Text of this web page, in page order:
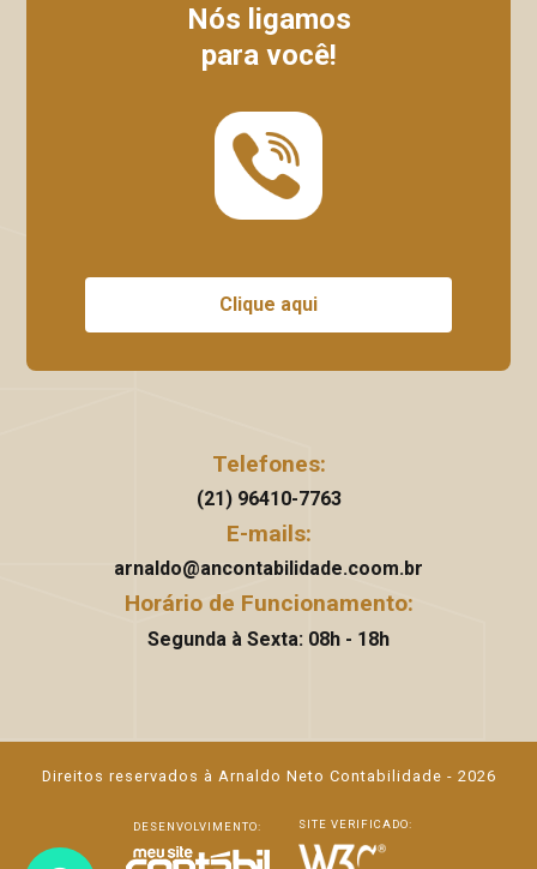
Nós ligamos
para você!
Clique aqui
Telefones:
(21) 96410-7763
E-mails:
arnaldo@ancontabilidade.coom.br
Horário de Funcionamento:
Segunda à Sexta: 08h - 18h
Direitos reservados à Arnaldo Neto Contabilidade - 2026
DESENVOLVIMENTO: SITE VERIFICADO: